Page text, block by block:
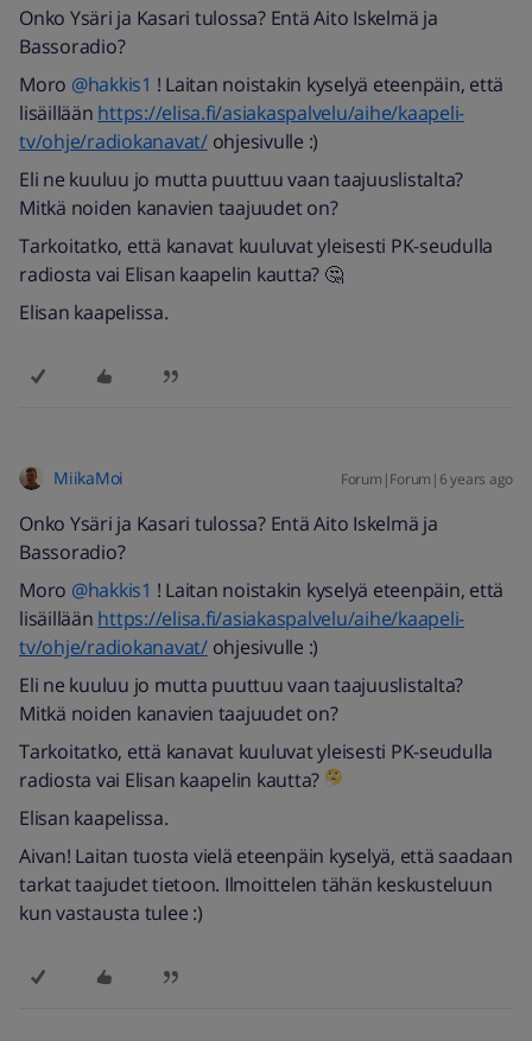
Onko Ysäri ja Kasari tulossa? Entä Aito Iskelmä ja
Bassoradio?
Moro @hakkis1 ! Laitan noistakin kyselyä eteenpäin, että
lisäillään https://elisa.fi/asiakaspalvelu/aihe/kaapeli-
tv/ohje/radiokanavat/ohjesivulle :)
Eli ne kuuluu jo mutta puuttuu vaan taajuuslistalta?
Mitkä noiden kanavien taajuudet on?
Tarkoitatko, että kanavat kuuluvat yleisesti PK-seudulla
radiosta vai Elisan kaapelin kautta? 🤔
Elisan kaapelissa.
MiikaMoi Forum|Forum|6 years ago
Onko Ysäri ja Kasari tulossa? Entä Aito Iskelmä ja
Bassoradio?
Moro @hakkis1 ! Laitan noistakin kyselyä eteenpäin, että
lisäillään https://elisa.fi/asiakaspalvelu/aihe/kaapeli-
tv/ohje/radiokanavat/ohjesivulle :)
Eli ne kuuluu jo mutta puuttuu vaan taajuuslistalta?
Mitkä noiden kanavien taajuudet on?
Tarkoitatko, että kanavat kuuluvat yleisesti PK-seudulla
radiosta vai Elisan kaapelin kautta?
Elisan kaapelissa.
Aivan! Laitan tuosta vielä eteenpäin kyselyä, että saadaan
tarkat taajudet tietoon. Ilmoittelen tähän keskusteluun
kun vastausta tulee :)